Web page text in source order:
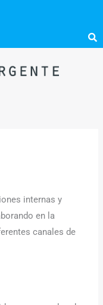
internas y
en la
canales de